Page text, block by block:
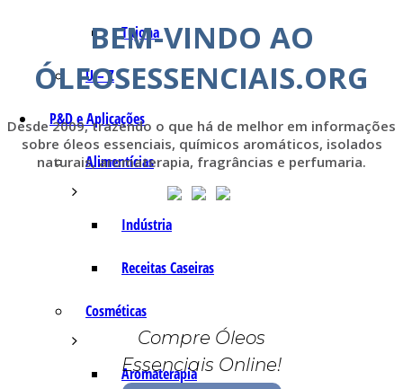
Tujona
U – Z
P&D e Aplicações
Alimentícias
Indústria
Receitas Caseiras
Cosméticas
Aromaterapia
BEM-VINDO AO
ÓLEOSESSENCIAIS.ORG
Desde 2009, trazendo o que há de melhor em informações
sobre óleos essenciais, químicos aromáticos, isolados
naturais, aromaterapia, fragrâncias e perfumaria.
Compre Óleos
Essenciais Online!